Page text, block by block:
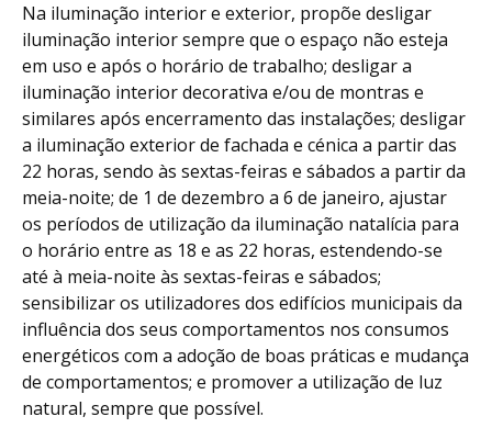
Na iluminação interior e exterior, propõe desligar
iluminação interior sempre que o espaço não esteja
em uso e após o horário de trabalho; desligar a
iluminação interior decorativa e/ou de montras e
similares após encerramento das instalações; desligar
a iluminação exterior de fachada e cénica a partir das
22 horas, sendo às sextas-feiras e sábados a partir da
meia-noite; de 1 de dezembro a 6 de janeiro, ajustar
os períodos de utilização da iluminação natalícia para
o horário entre as 18 e as 22 horas, estendendo-se
até à meia-noite às sextas-feiras e sábados;
sensibilizar os utilizadores dos edifícios municipais da
influência dos seus comportamentos nos consumos
energéticos com a adoção de boas práticas e mudança
de comportamentos; e promover a utilização de luz
natural, sempre que possível.